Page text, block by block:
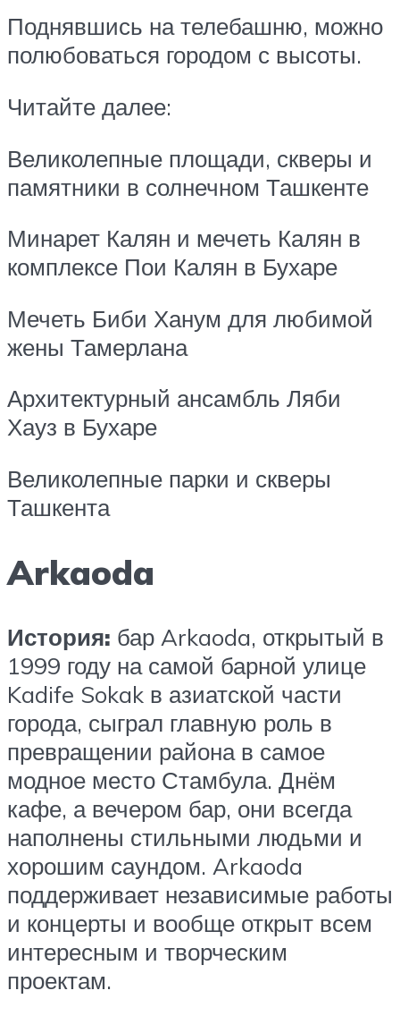
Поднявшись на телебашню, можно
полюбоваться городом с высоты.
Читайте далее:
Великолепные площади, скверы и
памятники в солнечном Ташкенте
Минарет Калян и мечеть Калян в
комплексе Пои Калян в Бухаре
Мечеть Биби Ханум для любимой
жены Тамерлана
Архитектурный ансамбль Ляби
Хауз в Бухаре
Великолепные парки и скверы
Ташкента
Arkaoda
История: бар Arkaoda, открытый в
1999 году на самой барной улице
Kadife Sokak в азиатской части
города, сыграл главную роль в
превращении района в самое
модное место Стамбула. Днём
кафе, а вечером бар, они всегда
наполнены стильными людьми и
хорошим саундом. Arkaoda
поддерживает независимые работы
и концерты и вообще открыт всем
интересным и творческим
проектам.